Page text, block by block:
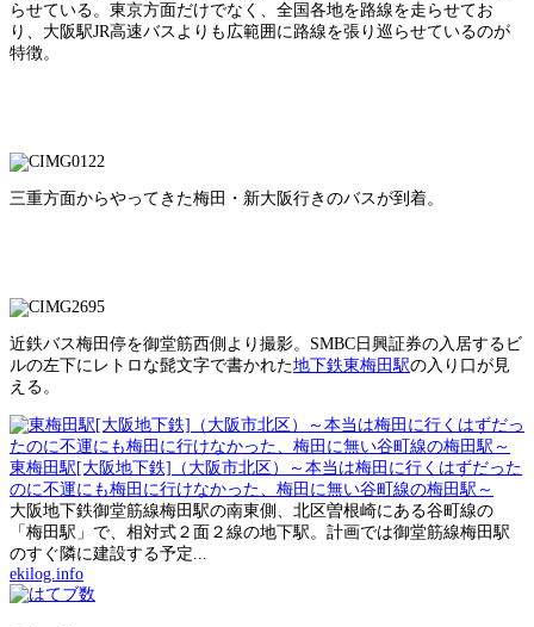
らせている。東京方面だけでなく、全国各地を路線を走らせてお
り、大阪駅JR高速バスよりも広範囲に路線を張り巡らせているのが
特徴。
三重方面からやってきた梅田・新大阪行きのバスが到着。
近鉄バス梅田停を御堂筋西側より撮影。SMBC日興証券の入居するビ
ルの左下にレトロな髭文字で書かれた地下鉄東梅田駅の入り口が見
える。
東梅田駅[大阪地下鉄]（大阪市北区）～本当は梅田に行くはずだった
のに不運にも梅田に行けなかった、梅田に無い谷町線の梅田駅～
大阪地下鉄御堂筋線梅田駅の南東側、北区曽根崎にある谷町線の
「梅田駅」で、相対式２面２線の地下駅。計画では御堂筋線梅田駅
のすぐ隣に建設する予定...
ekilog.info